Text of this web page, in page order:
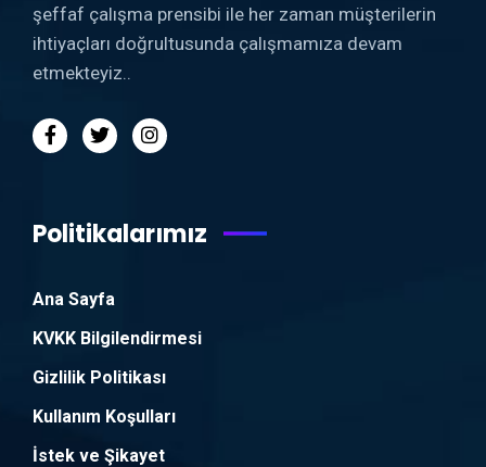
şeffaf çalışma prensibi ile her zaman müşterilerin
ihtiyaçları doğrultusunda çalışmamıza devam
etmekteyiz..
Politikalarımız
Ana Sayfa
KVKK Bilgilendirmesi
Gizlilik Politikası
Kullanım Koşulları
İstek ve Şikayet